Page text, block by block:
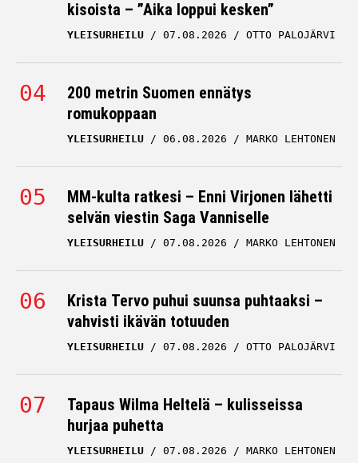
kisoista – ”Aika loppui kesken”
YLEISURHEILU 07.08.2026 OTTO PALOJÄRVI
200 metrin Suomen ennätys
romukoppaan
YLEISURHEILU 06.08.2026 MARKO LEHTONEN
MM-kulta ratkesi – Enni Virjonen lähetti
selvän viestin Saga Vanniselle
YLEISURHEILU 07.08.2026 MARKO LEHTONEN
Krista Tervo puhui suunsa puhtaaksi –
vahvisti ikävän totuuden
YLEISURHEILU 07.08.2026 OTTO PALOJÄRVI
Tapaus Wilma Heltelä – kulisseissa
hurjaa puhetta
YLEISURHEILU 07.08.2026 MARKO LEHTONEN